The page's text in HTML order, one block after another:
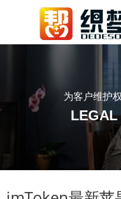
为客户维护